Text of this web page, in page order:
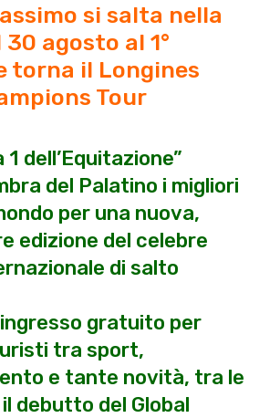
si salta nella
agosto al 1°
torna il Longines
Tour
1 dell’Equitazione”
del Palatino i migliori
per una nuova,
edizione del celebre
di salto
gratuito per
tra sport,
e tante novità, tra le
debutto del Global